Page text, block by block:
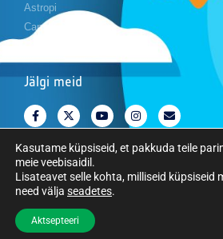
Astropi
Cansat
Jälgi meid
Copyright © Euroopa Kosmoseagentuur. Kõik
Kasutame küpsiseid, et pakkuda teile
meie veebisaidil.
Lisateavet selle kohta, milliseid küpsiseid
need välja seadetes.
Aktsepteeri